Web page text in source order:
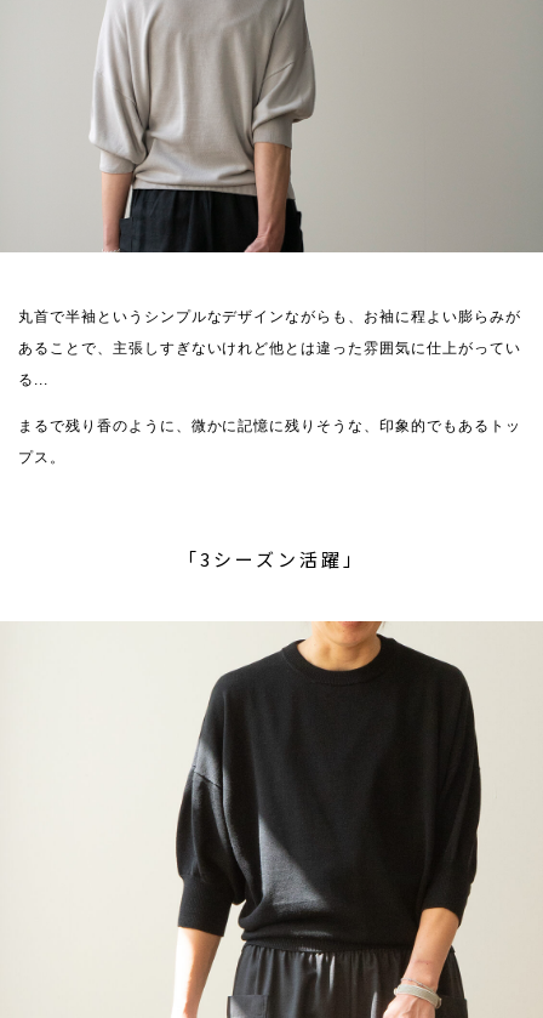
丸首で半袖というシンプルなデザインながらも、お袖に程よい膨らみが
あることで、主張しすぎないけれど他とは違った雰囲気に仕上がってい
る...
まるで残り香のように、微かに記憶に残りそうな、印象的でもあるトッ
プス。
「3シーズン活躍」